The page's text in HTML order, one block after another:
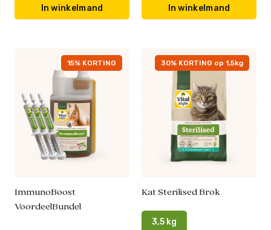
In winkelmand In winkelmand
15% KORTING
ImmunoBoost
VoordeelBundel
30% KORTING op 1,5kg
Kat Sterilised Brok
3,5 kg